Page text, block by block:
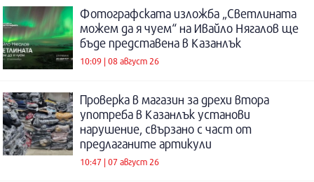
Фотографската изложба „Светлината
можем да я чуем“ на Ивайло Нягалов ще
бъде представена в Казанлък
10:09 | 08 август 26
Проверка в магазин за дрехи втора
употреба в Казанлък установи
нарушение, свързано с част от
предлаганите артикули
10:47 | 07 август 26